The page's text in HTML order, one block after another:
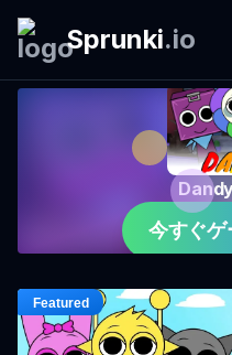
Sprunki.io
今すぐゲ